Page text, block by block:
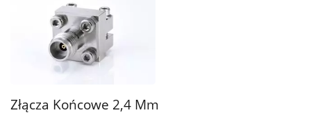
Złącza Końcowe 2,4 Mm